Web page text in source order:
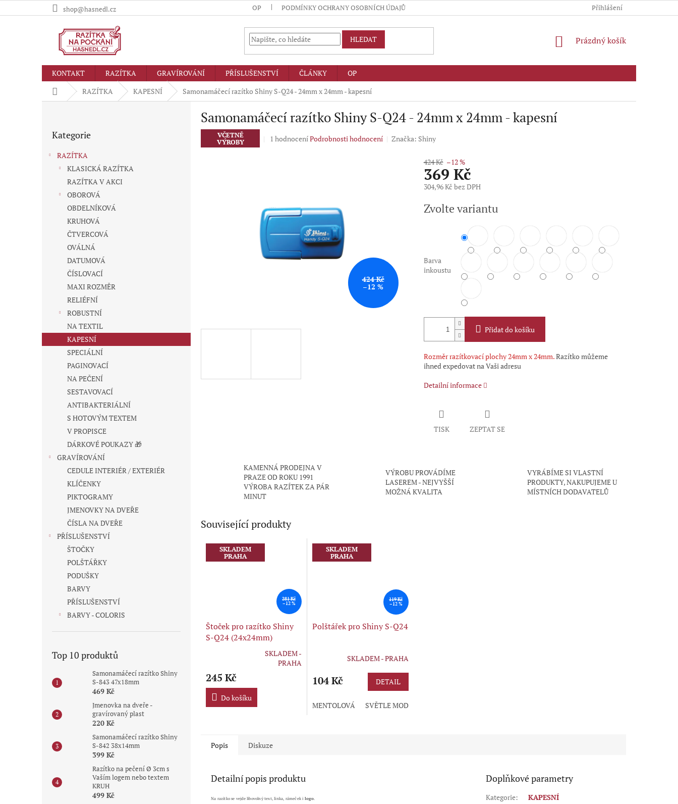
na
shop@hasnedl.cz OP PODMÍNKY OCHRANY OSOBNÍCH ÚDAJŮ Přihlášení
HLEDAT
NÁKUPNÍ
Prázdný košík
KONTAKT RAZÍTKA GRAVÍROVÁNÍ PŘÍSLUŠENSTVÍ ČLÁNKY
OP
Domů RAZÍTKA KAPESNÍ Samonamáčecí razítko Shiny S-Q24 - 24mm x 24mm - kapesní
kategorie
Kategorie
RAZÍTKA
KLASICKÁ RAZÍTKA
RAZÍTKA V AKCI
OBOROVÁ
OBDELNÍKOVÁ
KRUHOVÁ
ČTVERCOVÁ
OVÁLNÁ
DATUMOVÁ
ČÍSLOVACÍ
MAXI ROZMĚR
RELIÉFNÍ
ROBUSTNÍ
NA TEXTIL
KAPESNÍ
SPECIÁLNÍ
PAGINOVACÍ
NA PEČENÍ
SESTAVOVACÍ
ANTIBAKTERIÁLNÍ
S HOTOVÝM TEXTEM
V PROPISCE
DÁRKOVÉ POUKAZY 🎁
GRAVÍROVÁNÍ
CEDULE INTERIÉR / EXTERIÉR
KLÍČENKY
PIKTOGRAMY
JMENOVKY NA DVEŘE
ČÍSLA NA DVEŘE
PŘÍSLUŠENSTVÍ
ŠTOČKY
POLŠTÁŘKY
PODUŠKY
BARVY
PŘÍSLUŠENSTVÍ
BARVY - COLORIS
Top 10 produktů
Samonamáčecí razítko Shiny
S-843 47x18mm
469 Kč
Jmenovka na dveře -
gravírovaný plast
220 Kč
Samonamáčecí razítko Shiny
S-842 38x14mm
399 Kč
Razítko na pečení Ø 3cm s
Vaším logem nebo textem
KRUH
499 Kč
Samonamáčecí razítko Shiny S-Q24 - 24mm x 24mm - kapesní
VČETNĚ
VÝROBY
Průměrné
hvězdiček.
1 hodnoceníPodrobnosti hodnocení Značka: Shiny
424 Kč
–12 %
424 Kč –12 %
369 Kč
304,96 Kč bez DPH
cena:
Zvolte variantu
Barva
inkoustu
Přidat do košíku
Rozměr razítkovací plochy 24mm x 24mm.Razítko můžeme
ihned expedovat na Vaši adresu
Detailní informace
TISK ZEPTAT SE
KAMENNÁ PRODEJNA V
PRAZE OD ROKU 1991
VÝROBA RAZÍTEK ZA PÁR
MINUT
VÝROBU PROVÁDÍME
LASEREM - NEJVYŠŠÍ
MOŽNÁ KVALITA
VYRÁBÍME SI VLASTNÍ
PRODUKTY, NAKUPUJEME U
MÍSTNÍCH DODAVATELŮ
Související produkty
SKLADEM
PRAHA
281 Kč
–12 %
Štoček pro razítko Shiny
S-Q24 (24x24mm)
produktu
je
z
SKLADEM -
PRAHA
245 Kč
Do košíku
SKLADEM
PRAHA
119 Kč
–12 %
Polštářek pro Shiny S-Q24
SKLADEM - PRAHA
104 Kč DETAIL
MENTOLOVÁ SVĚTLE MODRÁ
Popis Diskuze
Detailní popis produktu
Na razítko se vejde libovolný text, linka, rámeček i logo.
Doplňkové parametry
Kategorie:
KAPESNÍ